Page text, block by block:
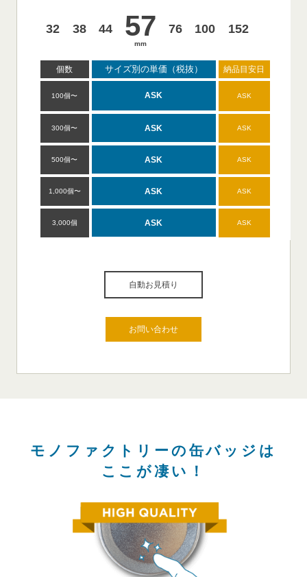
32 38 44 57
mm
76 100 152
個数 サイズ別の単価（税抜） 納品目安日
100個〜 ASK ASK
300個〜 ASK ASK
500個〜 ASK ASK
1,000個〜 ASK ASK
3,000個 ASK ASK
星型
個数 サイズ別の単価（税抜） 納品目安日
100個〜 ASK ASK
300個〜 ASK ASK
500個〜 ASK ASK
1,000個〜 ASK ASK
3,000個 ASK ASK
40
mm
個数 サイズ別の単価（税抜） 納品目安日
100個〜 ASK ASK
300個〜 ASK ASK
500個〜 ASK ASK
1,000個〜 ASK ASK
3,000個 ASK ASK
まるか
ｶｰﾄﾞ
型
ﾛﾝｸﾞ長方
個数 サイズ別の単価（税込） 納品日
100個〜 ASK ASK
500個〜 ASK ASK
1,000個〜 ASK ASK
4,000個〜 ASK ASK
8,000個〜 ASK ASK
ﾊｰﾄ
個数 サイズ別の単価（税抜） 納品目安日
100個〜 ASK ASK
300個〜 ASK ASK
500個〜 ASK ASK
1,000個〜 ASK ASK
3,000個 ASK ASK
六角形
個数 サイズ別の単価（税抜） 納品目安日
100個〜 ASK ASK
300個〜 ASK ASK
500個〜 ASK ASK
1,000個〜 ASK ASK
3,000個 ASK ASK
自動お見積り
お問い合わせ
モノファクトリーの缶バッジは
ここが凄い！